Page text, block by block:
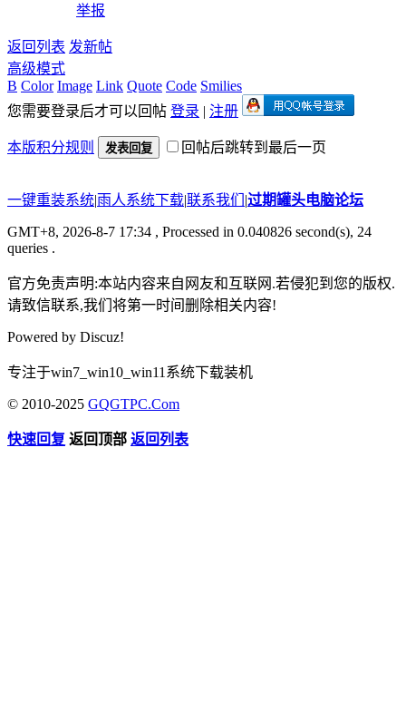
举报
返回列表 发新帖
高级模式
B Color Image Link Quote Code Smilies
您需要登录后才可以回帖 登录 | 注册
本版积分规则 发表回复 回帖后跳转到最后一页
一键重装系统|雨人系统下载|联系我们 |过期罐头电脑论坛
GMT+8, 2026-8-7 17:34 , Processed in 0.040826 second(s), 24
queries .
官方免责声明:本站内容来自网友和互联网.若侵犯到您的版权.
请致信联系,我们将第一时间删除相关内容!
Powered by Discuz!
专注于win7_win10_win11系统下载装机
© 2010-2025 GQGTPC.Com
快速回复 返回顶部 返回列表